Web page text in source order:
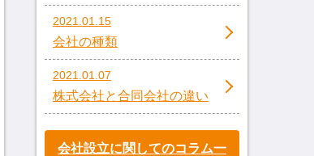
2021.01.15
会社の種類
2021.01.07
株式会社と合同会社の違い
会社設立に関してのコラム一